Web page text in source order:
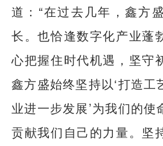
道：“在过去几年，鑫方
长。也恰逢数字化产业蓬
心把握住时代机遇，坚守
鑫方盛始终坚持以‘打造工
业进一步发展’为我们的使
贡献我们自己的力量。坚